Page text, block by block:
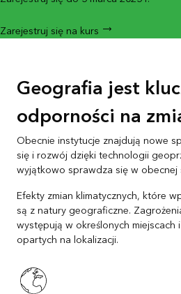
Zarejestruj się na kurs
Geografia jest
odporności na
Obecnie instytucje znajdują nowe
się i rozwój dzięki technologii
wyjątkowo sprawdza się w obecnej
Efekty zmian klimatycznych, które
są z natury geograficzne.
występują w określonych miejscach
opartych na lokalizacji.